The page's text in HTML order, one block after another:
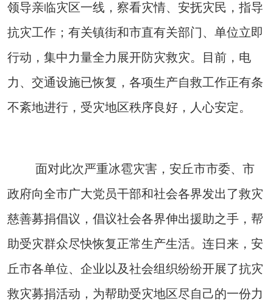
领导亲临灾区一线，察看灾情、安抚灾民，指导
抗灾工作；有关镇街和市直有关部门、单位立即
行动，集中力量全力展开防灾救灾。目前，电
力、交通设施已恢复，各项生产自救工作正有条
不紊地进行，受灾地区秩序良好，人心安定。
面对此次严重冰雹灾害，安丘市市委、市
政府向全市广大党员干部和社会各界发出了救灾
慈善募捐倡议，倡议社会各界伸出援助之手，帮
助受灾群众尽快恢复正常生产生活。连日来，安
丘市各单位、企业以及社会组织纷纷开展了抗灾
救灾募捐活动，为帮助受灾地区尽自己的一份力